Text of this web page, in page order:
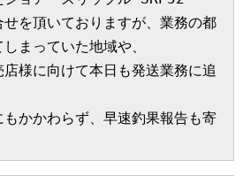
を頂いておりますが、業務の都
まっていた地域や、
様に向けて本日も発送業務に追
かかわらず、早速釣果報告も寄